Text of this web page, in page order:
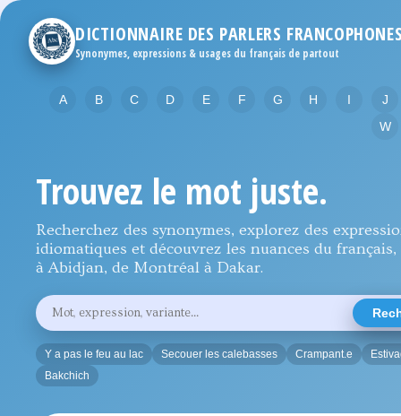
DICTIONNAIRE DES PARLERS
Synonymes, expressions & usages du français de partout
A B C D E F G H I
J
W
Trouvez le mot juste.
Recherchez des synonymes, explorez des
idiomatiques et découvrez les nuances du français,
à Abidjan, de Montréal à Dakar.
Rechercher
un
mot,
une
expression
ou
une
Y a pas le feu au lac Secouer les calebasses Crampant.e
Bakchich